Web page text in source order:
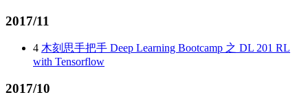
2017/11
4 木刻思手把手 Deep Learning Bootcamp 之 DL 201 RL
with Tensorflow
2017/10